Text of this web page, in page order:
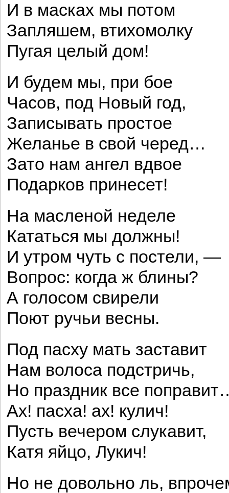
И в масках мы потом
Запляшем, втихомолку
Пугая целый дом!
И будем мы, при бое
Часов, под Новый год,
Записывать простое
Желанье в свой черед…
Зато нам ангел вдвое
Подарков принесет!
На масленой неделе
Кататься мы должны!
И утром чуть с постели, —
Вопрос: когда ж блины?
А голосом свирели
Поют ручьи весны.
Под пасху мать заставит
Нам волоса подстричь,
Но праздник все
Ах! пасха! ах! кулич!
Пусть вечером слукавит,
Катя яйцо, Лукич!
Но не довольно ль,